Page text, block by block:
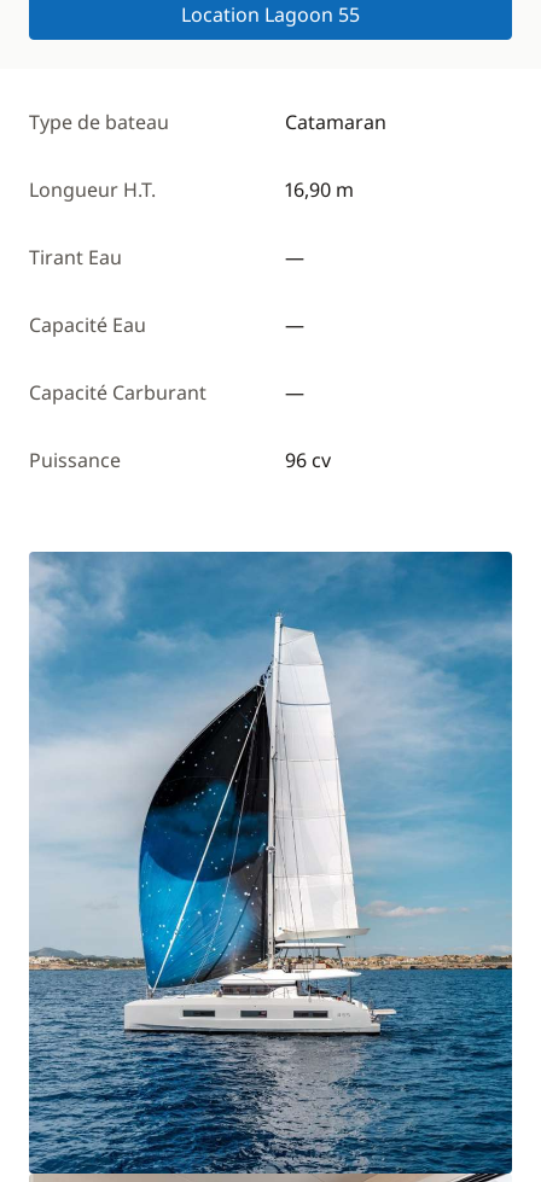
Location Lagoon 55
Type de bateau Catamaran
Longueur H.T. 16,90 m
Tirant Eau —
Capacité Eau —
Capacité Carburant —
Puissance 96 cv